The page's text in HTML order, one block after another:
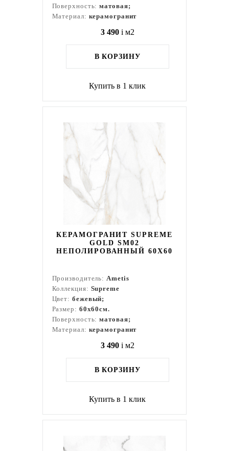
Поверхность:матовая;
Материал: керамогранит
3 490 i м2
В КОРЗИНУ
Купить в 1 клик
КЕРАМОГРАНИТ SUPREME
GOLD SM02
НЕПОЛИРОВАННЫЙ 60X60
Производитель:Ametis
Коллекция: Supreme
Цвет: бежевый;
Размер: 60x60см.
Поверхность:матовая;
Материал: керамогранит
3 490 i м2
В КОРЗИНУ
Купить в 1 клик